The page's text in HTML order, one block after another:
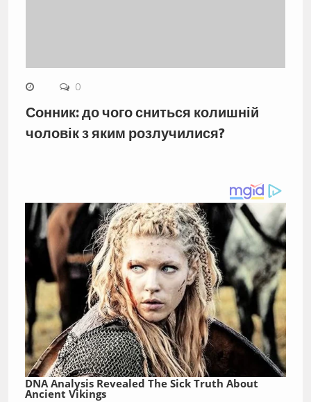
0
Сонник: до чого сниться колишній
чоловік з яким розлучилися?
DNA Analysis Revealed The Sick Truth About
Ancient Vikings